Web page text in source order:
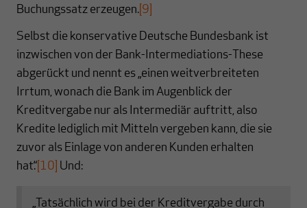
Buchungssatz erzeugen. [9]
Selbst die konservative Deutsche Bundesbank ist
inzwischen von der Bank-Intermediations-These
abgerückt und nennt es „einen weitverbreiteten
Irrtum, wonach die Bank im Augenblick der
Kreditvergabe nur als Intermediär auftritt, also
Kredite lediglich mit Mitteln vergeben kann, die sie
zuvor als Einlage von anderen Kunden erhalten
hat.“ [10] Und:
„Tatsächlich wird bei der Kreditvergabe durch